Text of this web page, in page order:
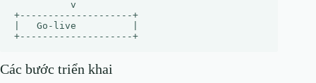
          v
+--------------------+
|   Go-live          |
Các bước triển khai